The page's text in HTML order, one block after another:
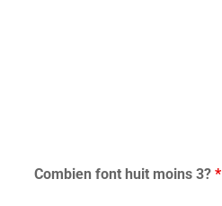
Combien font huit moins 3? *